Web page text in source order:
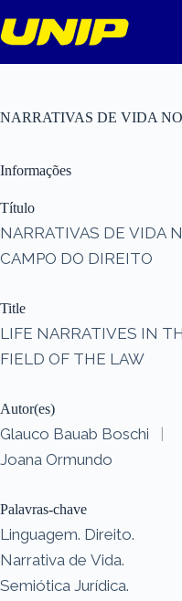
para
o
NARRATIVAS DE VIDA
Informações
Título
NARRATIVAS DE VIDA
CAMPO DO DIREITO
Title
LIFE NARRATIVES IN
FIELD OF THE LAW
Autor(es)
Glauco Bauab Boschi
|
Joana Ormundo
Palavras-chave
Linguagem. Direito.
Narrativa de Vida.
Semiótica Jurídica.